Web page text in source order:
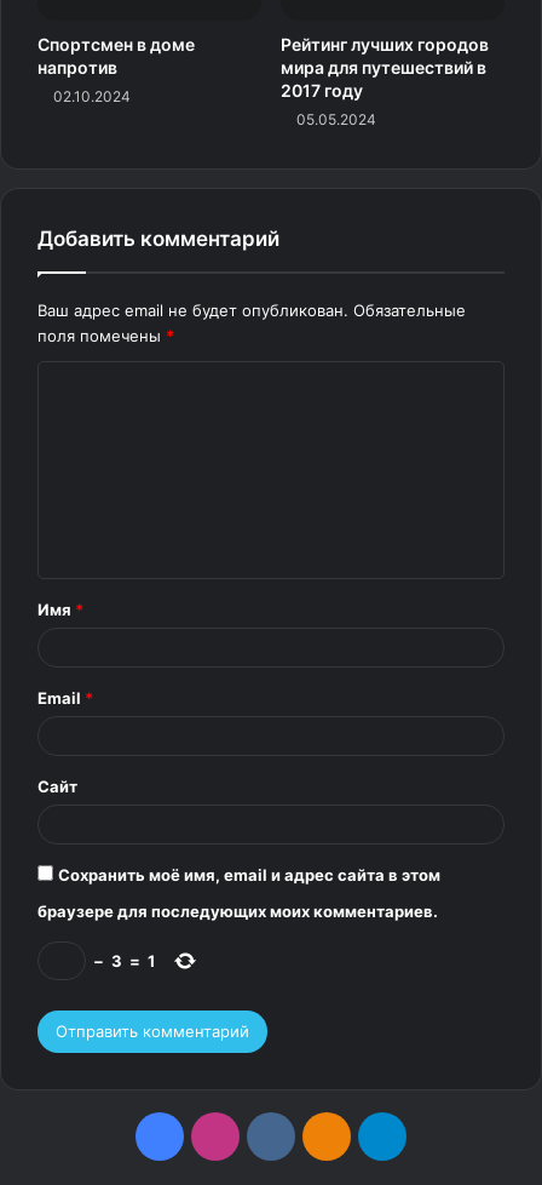
Всё о политике в мире
Спортсмен в доме
напротив
02.10.2024
Рейтинг лучших городов
мира для путешествий в
2017 году
05.05.2024
Добавить комментарий
Ваш адрес email не будет опубликован. Обязательные
поля помечены *
и
*
Имя *
Email *
Сайт
Сохранить моё имя, email и адрес сайта в этом
браузере для последующих моих комментариев.
− 3 = 1
F
v
О
T